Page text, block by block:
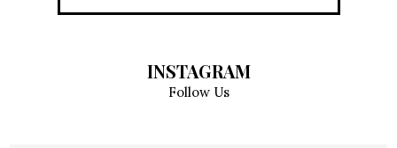
INSTAGRAM
Follow Us